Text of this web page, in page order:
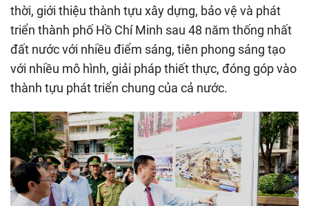
thời, giới thiệu thành tựu xây dựng, bảo vệ và phát
triển thành phố Hồ Chí Minh sau 48 năm thống nhất
đất nước với nhiều điểm sáng, tiên phong sáng tạo
với nhiều mô hình, giải pháp thiết thực, đóng góp vào
thành tựu phát triển chung của cả nước.